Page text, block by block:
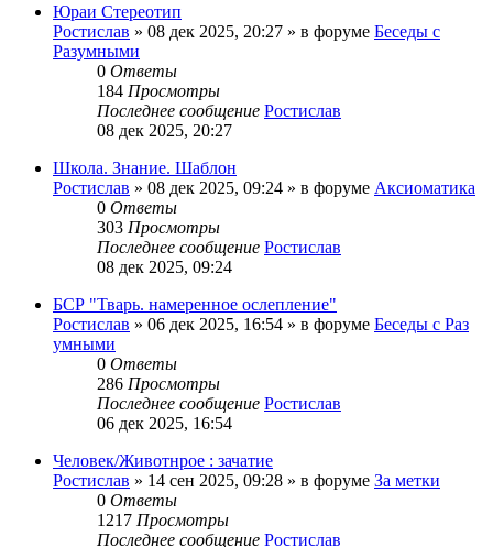
Юраи Стереотип
Ростислав » 08 дек 2025, 20:27 » в форуме Беседы с
Разумными
0 Ответы
184 Просмотры
Последнее сообщение Ростислав
08 дек 2025, 20:27
Школа. Знание. Шаблон
Ростислав » 08 дек 2025, 09:24 » в форуме Аксиоматика
0 Ответы
303 Просмотры
Последнее сообщение Ростислав
08 дек 2025, 09:24
БСР "Тварь. намеренное ослепление"
Ростислав » 06 дек 2025, 16:54 » в форуме Беседы с Раз
умными
0 Ответы
286 Просмотры
Последнее сообщение Ростислав
06 дек 2025, 16:54
Человек/Животнрое : зачатие
Ростислав » 14 сен 2025, 09:28 » в форуме За метки
0 Ответы
1217 Просмотры
Последнее сообщение Ростислав